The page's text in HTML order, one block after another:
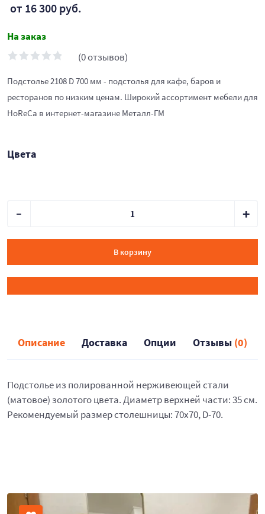
от 16 300 руб.
На заказ
(0 отзывов)
Подстолье 2108 D 700 мм - подстолья для кафе, баров и
ресторанов по низким ценам. Широкий ассортимент мебели для
HoReCa в интернет-магазине Металл-ГМ
Цвета
В корзину
Описание Доставка Опции Отзывы (0)
Подстолье из полированной нерживеющей стали
(матовое) золотого цвета. Диаметр верхней части: 35 см.
Рекомендуемый размер столешницы: 70х70, D-70.